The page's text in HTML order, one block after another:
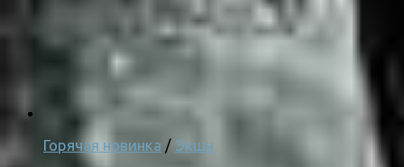
Горячая новинка / Экшн